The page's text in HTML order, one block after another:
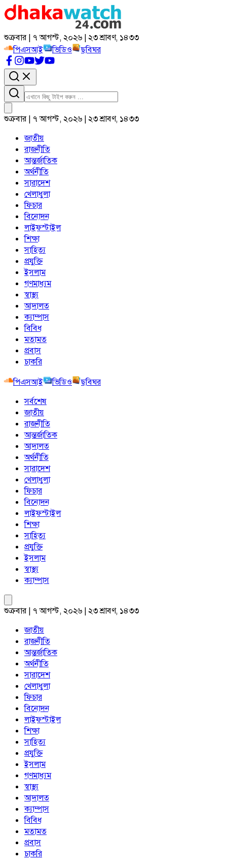
শুক্রবার | ৭ আগস্ট, ২০২৬ | ২৩ শ্রাবণ, ১৪৩৩
পিএসআই
ভিডিও ছবিঘর
শুক্রবার | ৭ আগস্ট, ২০২৬ | ২৩ শ্রাবণ, ১৪৩৩
জাতীয়
রাজনীতি
আন্তর্জাতিক
অর্থনীতি
সারাদেশ
খেলাধুলা
ফিচার
বিনোদন
লাইফস্টাইল
শিক্ষা
সাহিত্য
প্রযুক্তি
ইসলাম
গণমাধ্যম
স্বাস্থ্য
আদালত
ক্যাম্পাস
বিবিধ
মতামত
প্রবাস
চাকরি
পিএসআই
ভিডিও
ছবিঘর
সর্বশেষ
জাতীয়
রাজনীতি
আন্তর্জাতিক
আদালত
অর্থনীতি
সারাদেশ
খেলাধুলা
ফিচার
বিনোদন
লাইফস্টাইল
শিক্ষা
সাহিত্য
প্রযুক্তি
ইসলাম
স্বাস্থ্য
ক্যাম্পাস
শুক্রবার | ৭ আগস্ট, ২০২৬ | ২৩ শ্রাবণ, ১৪৩৩
জাতীয়
রাজনীতি
আন্তর্জাতিক
অর্থনীতি
সারাদেশ
খেলাধুলা
ফিচার
বিনোদন
লাইফস্টাইল
শিক্ষা
সাহিত্য
প্রযুক্তি
ইসলাম
গণমাধ্যম
স্বাস্থ্য
আদালত
ক্যাম্পাস
বিবিধ
মতামত
প্রবাস
চাকরি